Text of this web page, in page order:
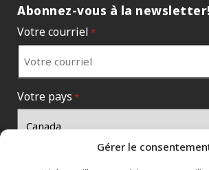
Gérer le
Abonnez-vous à la newsletter!
Votre courriel *
Votre pays *